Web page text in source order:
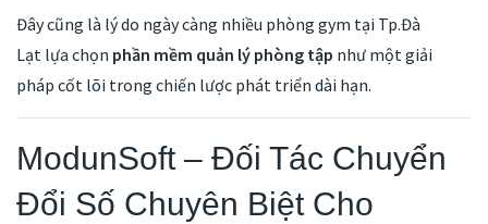
Đây cũng là lý do ngày càng nhiều phòng gym tại Tp.Đà
Lạt lựa chọn phần mềm quản lý phòng tập như một giải
pháp cốt lõi trong chiến lược phát triển dài hạn.
ModunSoft – Đối Tác Chuyển
Đổi Số Chuyên Biệt Cho